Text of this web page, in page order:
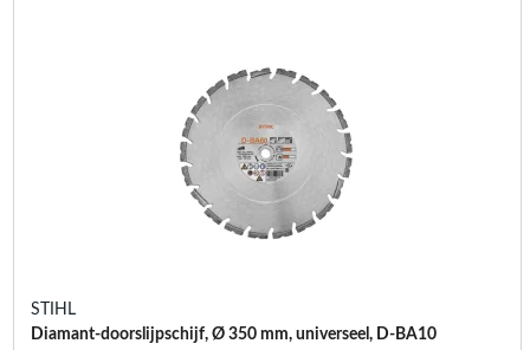
STIHL
Diamant-doorslijpschijf, Ø 350 mm, universeel, D-BA10